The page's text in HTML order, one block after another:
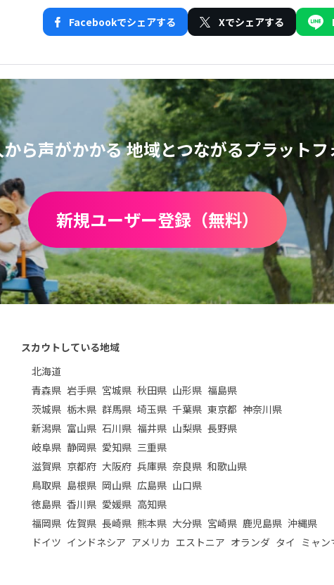
Facebookでシェアする Xでシェアする
ら声がかかる地域とつながるプラットフ
新規ユーザー登録（無料）
スカウトしている地域
北海道
青森県 岩手県 宮城県 秋田県 山形県 福島県
茨城県 栃木県 群馬県 埼玉県 千葉県 東京都 神奈川県
新潟県 富山県 石川県 福井県 山梨県 長野県
岐阜県 静岡県 愛知県 三重県
滋賀県 京都府 大阪府 兵庫県 奈良県 和歌山県
鳥取県 島根県 岡山県 広島県 山口県
徳島県 香川県 愛媛県 高知県
福岡県 佐賀県 長崎県 熊本県 大分県 宮崎県 鹿児島県 沖縄県
ドイツ インドネシア アメリカ エストニア オランダ タイ ミャン